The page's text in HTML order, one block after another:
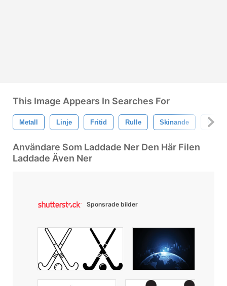
This Image Appears In Searches For
Metall Linje Fritid Rulle Skinande Vit
Användare Som Laddade Ner Den Här Filen
Laddade Även Ner
Sponsrade bilder